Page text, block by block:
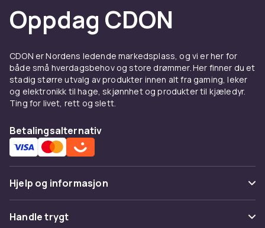
Oppdag CDON
CDON er Nordens ledende markedsplass, og vi er her for
både små hverdagsbehov og store drømmer. Her finner du et
stadig større utvalg av produkter innen alt fra gaming, leker
og elektronikk til hage, skjønnhet og produkter til kjæledyr.
Ting for livet, rett og slett.
Betalingsalternativ
Hjelp og informasjon
Vanlige spørsmål
Handle trygt